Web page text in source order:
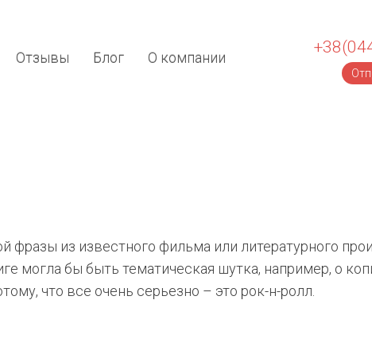
Отзывы Блог О компании
из известного фильма или литературного
могла бы быть тематическая шутка, например, о
что все очень серьезно – это рок-н-ролл.